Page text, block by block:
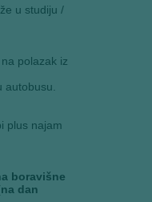
u studiju /
polazak iz
plus najam
boravišne
dan